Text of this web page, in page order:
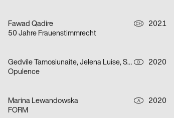
Fawad Qadire CH
2021
50 Jahre Frauenstimmrecht
Gedvile Tamosiunaite, Jelena Luise, Shuaitong Zong D
2020
Opulence
Marina Lewandowska A
2020
FORM